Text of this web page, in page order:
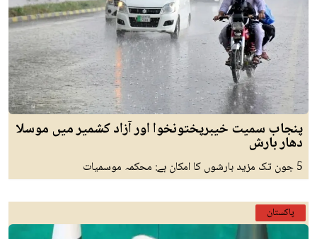
پنجاب سمیت خیبرپختونخوا اور آزاد کشمیر میں موسلا
دھار بارش
5 جون تک مزید بارشوں کا امکان ہے: محکمہ موسمیات
پاکستان